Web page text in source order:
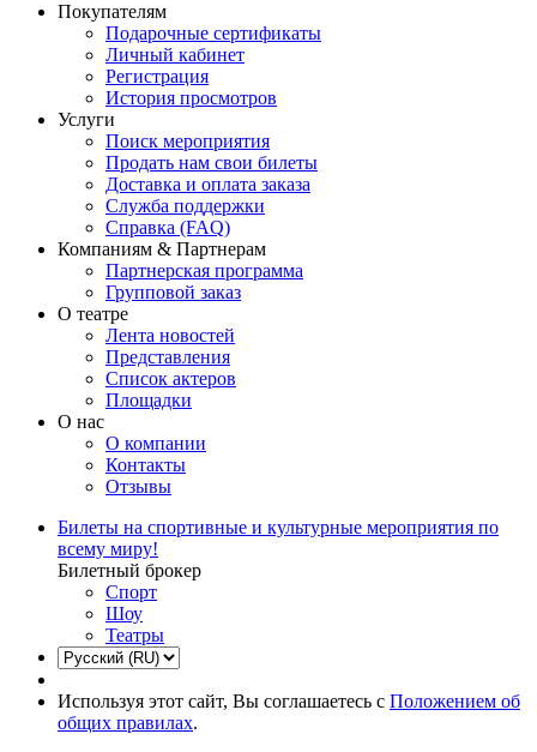
Покупателям
Подарочные сертификаты
Личный кабинет
Регистрация
История просмотров
Услуги
Поиск мероприятия
Продать нам свои билеты
Доставка и оплата заказа
Служба поддержки
Справка (FAQ)
Компаниям & Партнерам
Партнерская программа
Групповой заказ
О театре
Лента новостей
Представления
Список актеров
Площадки
О нас
О компании
Контакты
Отзывы
Билеты на спортивные и культурные мероприятия по
всему миру!
Билетный брокер
Спорт
Шоу
Театры
Используя этот сайт, Вы соглашаетесь с Положением об
общих правилах.